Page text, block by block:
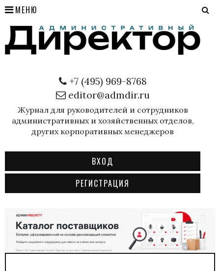
МЕНЮ
+7 (495) 969-8768
editor@admdir.ru
Журнал для руководителей и сотрудников
административных и хозяйственных отделов,
других корпоративных менеджеров
ВХОД
РЕГИСТРАЦИЯ